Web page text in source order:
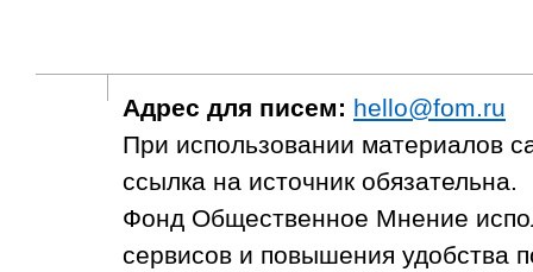
Адрес для писем: hello@fom.ru
При использовании материалов
ссылка на источник обязательна.
Фонд Общественное Мнение
сервисов и повышения удобства